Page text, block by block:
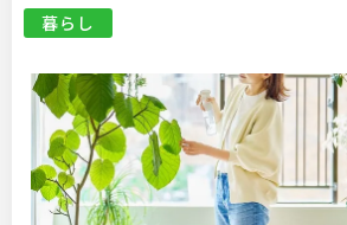
暮らし